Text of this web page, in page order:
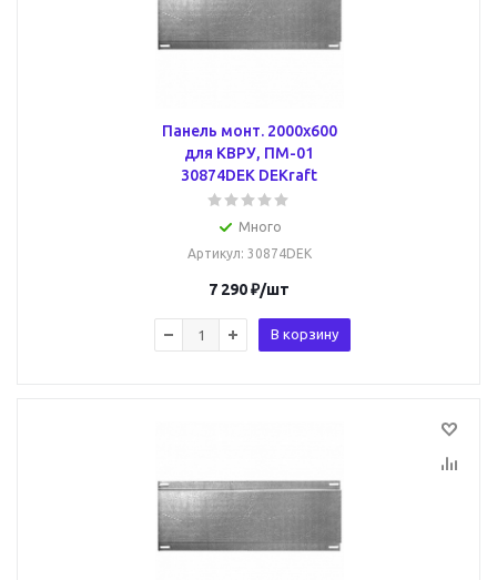
Панель монт. 2000х600
для КВРУ, ПМ-01
30874DEK DEKraft
Много
Артикул: 30874DEK
7 290₽/шт
В корзину